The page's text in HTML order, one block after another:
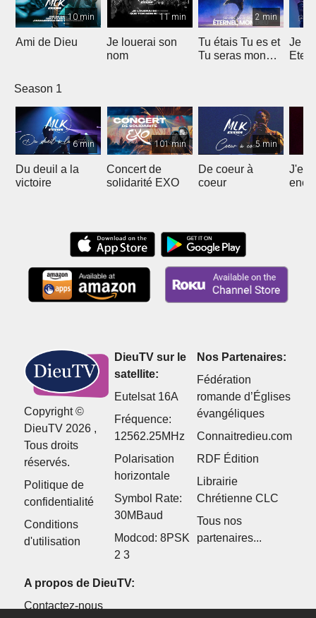
10 min
Ami de Dieu
11 min
Je louerai son
nom
2 min
Tu étais Tu es et
Tu seras mon
Je
Season 1
6 min
Du deuil a la
victoire
101 min
Concert de
solidarité EXO
5 min
De coeur à
coeur
Copyright ©
DieuTV 2026 ,
Tous droits
réservés.
Politique de
confidentialité
Conditions
d'utilisation
DieuTV sur le
satellite:
Eutelsat 16A
Fréquence:
12562.25MHz
Polarisation
horizontale
Symbol Rate:
30MBaud
Modcod: 8PSK
2 3
Nos Partenaires:
Fédération
romande d’Églises
évangéliques
Connaitredieu.com
RDF Édition
Librairie
Chrétienne CLC
Tous nos
partenaires...
A propos de DieuTV:
Contactez-nous